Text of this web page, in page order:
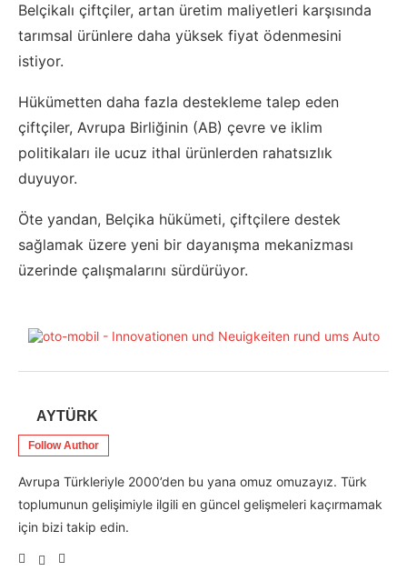
Belçikalı çiftçiler, artan üretim maliyetleri karşısında
tarımsal ürünlere daha yüksek fiyat ödenmesini
istiyor.
Hükümetten daha fazla destekleme talep eden
çiftçiler, Avrupa Birliğinin (AB) çevre ve iklim
politikaları ile ucuz ithal ürünlerden rahatsızlık
duyuyor.
Öte yandan, Belçika hükümeti, çiftçilere destek
sağlamak üzere yeni bir dayanışma mekanizması
üzerinde çalışmalarını sürdürüyor.
AYTÜRK
Follow Author
Avrupa Türkleriyle 2000’den bu yana omuz omuzayız. Türk
toplumunun gelişimiyle ilgili en güncel gelişmeleri kaçırmamak
için bizi takip edin.